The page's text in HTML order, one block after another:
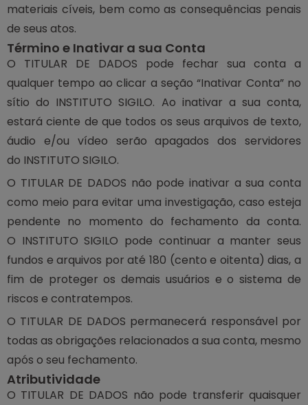
materiais cíveis, bem como as consequências penais
de seus atos.
Término e Inativar a sua Conta
O TITULAR DE DADOS pode fechar sua conta a
qualquer tempo ao clicar a seção “Inativar Conta” no
sítio do INSTITUTO SIGILO. Ao inativar a sua conta,
estará ciente de que todos os seus arquivos de texto,
áudio e/ou vídeo serão apagados dos servidores
do INSTITUTO SIGILO.
O TITULAR DE DADOS não pode inativar a sua conta
como meio para evitar uma investigação, caso esteja
pendente no momento do fechamento da conta.
O INSTITUTO SIGILO pode continuar a manter seus
fundos e arquivos por até 180 (cento e oitenta) dias, a
fim de proteger os demais usuários e o sistema de
riscos e contratempos.
O TITULAR DE DADOS permanecerá responsável por
todas as obrigações relacionados a sua conta, mesmo
após o seu fechamento.
Atributividade
O TITULAR DE DADOS não pode transferir quaisquer